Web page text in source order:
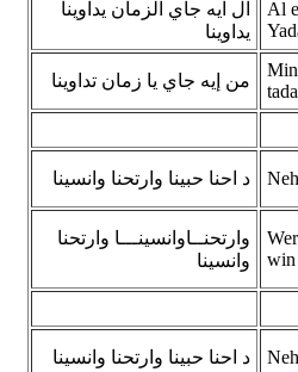
ال ايه جاي الزمان يداوينا
يداوينا
Al
من إيه جاي يا زمان تداوينا
د احنا حبينا وارتحنا وانسينا
وارتحنــاوانسينـــا وارتحنا
وانسينا
win
د احنا حبينا وارتحنا وانسينا